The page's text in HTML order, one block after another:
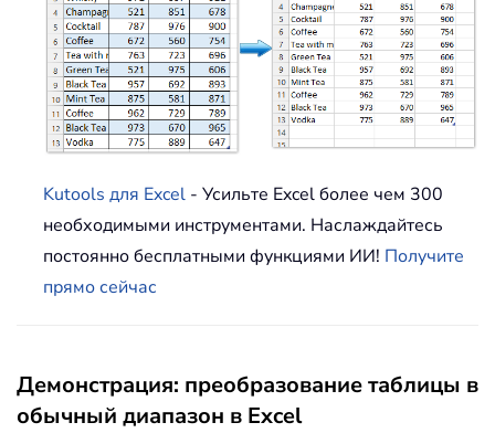
Kutools для Excel - Усильте Excel более чем 300
необходимыми инструментами. Наслаждайтесь
постоянно бесплатными функциями ИИ! Получите
прямо сейчас
Демонстрация: преобразование таблицы в
обычный диапазон в Excel